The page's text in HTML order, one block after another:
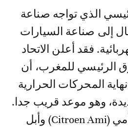
الذي تواجه صناعة
إلى صناعة السيارات
فقد أعلن الاتحاد
الرئيسي للمغرب، أن
نهاية المحركات الحرارية
وهو موعد قريب جدا.
يعد إنتاج ستروين أمي (Citroen Ami) وأبل